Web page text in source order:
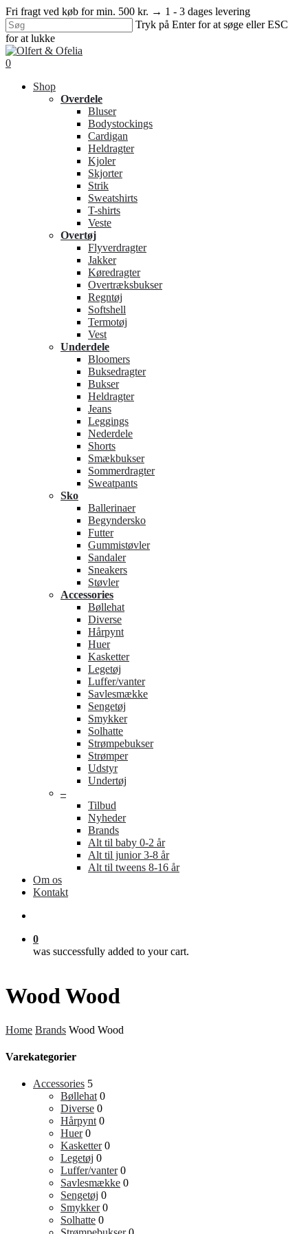
Skip
to
main
content
Fri fragt ved køb for min. 500 kr. → 1 - 3 dages levering
Tryk på Enter for at søge eller ESC
for at lukke
Close
Search
search
0
Shop
Overdele
Bluser
Bodystockings
Cardigan
Heldragter
Kjoler
Skjorter
Strik
Sweatshirts
T-shirts
Veste
Overtøj
Flyverdragter
Jakker
Køredragter
Overtræksbukser
Regntøj
Softshell
Termotøj
Vest
Underdele
Bloomers
Buksedragter
Bukser
Heldragter
Jeans
Leggings
Nederdele
Shorts
Smækbukser
Sommerdragter
Sweatpants
Sko
Ballerinaer
Begyndersko
Futter
Gummistøvler
Sandaler
Sneakers
Støvler
Accessories
Bøllehat
Diverse
Hårpynt
Huer
Kasketter
Legetøj
Luffer/vanter
Savlesmække
Sengetøj
Smykker
Solhatte
Strømpebukser
Strømper
Udstyr
Undertøj
–
Tilbud
Nyheder
Brands
Alt til baby 0-2 år
Alt til junior 3-8 år
Alt til tweens 8-16 år
Om os
Kontakt
0
was successfully added to your cart.
Wood Wood
Home Brands Wood Wood
Varekategorier
Accessories 5
Bøllehat 0
Diverse 0
Hårpynt 0
Huer 0
Kasketter 0
Legetøj 0
Luffer/vanter 0
Savlesmække 0
Sengetøj 0
Smykker 0
Solhatte 0